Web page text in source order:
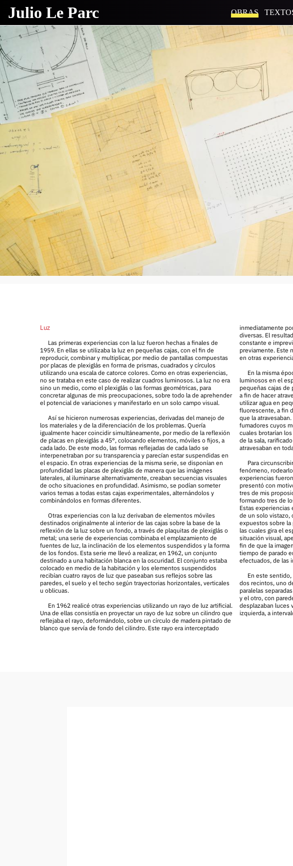
Julio Le Parc OBRAS
Luz
Las primeras experiencias con la luz fueron hechas a finales de
1959. En ellas se utilizaba la luz en pequeñas cajas, con el fin de
reproducir, combinar y multiplicar, por medio de pantallas compuestas
por placas de plexiglás en forma de prismas, cuadrados y círculos
utilizando una escala de catorce colores. Como en otras experiencias,
no se trataba en este caso de realizar cuadros luminosos. La luz no era
sino un medio, como el plexiglás o las formas geométricas, para
concretar algunas de mis preocupaciones, sobre todo la de aprehender
el potencial de variaciones y manifestarlo en un solo campo visual.
Así se hicieron numerosas experiencias, derivadas del manejo de
los materiales y de la diferenciación de los problemas. Quería
igualmente hacer coincidir simultáneamente, por medio de la reflexión
de placas en plexiglás a 45°, colocando elementos, móviles o fijos, a
cada lado. De este modo, las formas reflejadas de cada lado se
interpenetraban por su transparencia y parecían estar suspendidas en
el espacio. En otras experiencias de la misma serie, se disponían en
profundidad las placas de plexiglás de manera que las imágenes
laterales, al iluminarse alternativamente, creaban secuencias visuales
de ocho situaciones en profundidad. Asimismo, se podían someter
varios temas a todas estas cajas experimentales, alternándolos y
combinándolos en formas diferentes.
Otras experiencias con la luz derivaban de elementos móviles
destinados originalmente al interior de las cajas sobre la base de la
reflexión de la luz sobre un fondo, a través de plaquitas de plexiglás o
metal; una serie de experiencias combinaba el emplazamiento de
fuentes de luz, la inclinación de los elementos suspendidos y la forma
de los fondos. Esta serie me llevó a realizar, en 1962, un conjunto
destinado a una habitación blanca en la oscuridad. El conjunto estaba
colocado en medio de la habitación y los elementos suspendidos
recibían cuatro rayos de luz que paseaban sus reflejos sobre las
paredes, el suelo y el techo según trayectorias horizontales, verticales
u oblicuas.
En 1962 realicé otras experiencias utilizando un rayo de luz artificial.
Una de ellas consistía en proyectar un rayo de luz sobre un cilindro que
reflejaba el rayo, deformándolo, sobre un círculo de madera pintado de
blanco que servía de fondo del cilindro. Este rayo era interceptado
inmediatamente
diversas. El
constante e
previamente. Este
en otras
En la misma
luminosos en el
pequeñas cajas de
a fin de hacer
utilizar agua en
fluorescente, a fin
que la
fumadores cuyos
cuales brotarían
de la sala,
atravesaban en
Para
fenómeno,
experiencias
presentó con
tres de mis
formando tres de
Estas
de un solo vistazo,
expuestos sobre la
las cuales gira el
situación visual,
fin de que la
tiempo de parado
efectuados, de las
En este
dos recintos, uno
paralelas
y el otro, con
desplazaban luces
izquierda, a